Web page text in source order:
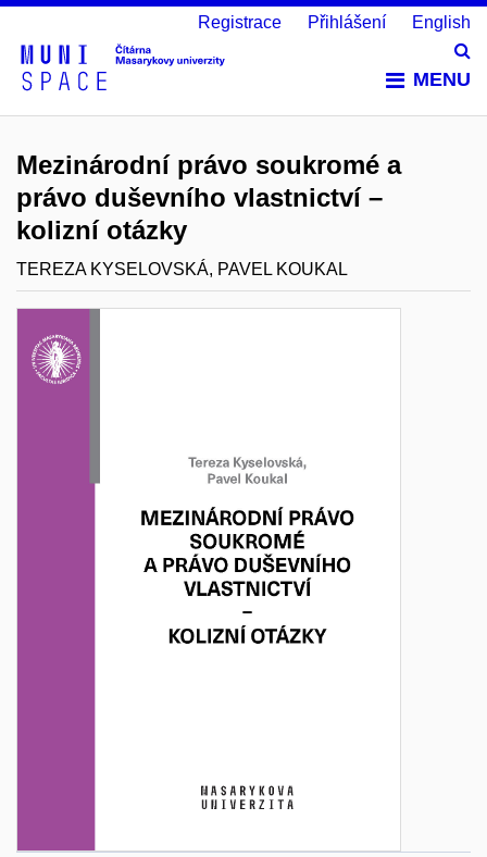
MENU
Registrace Přihlášení English
Mezinárodní právo soukromé a
právo duševního vlastnictví –
kolizní otázky
TEREZA KYSELOVSKÁ, PAVEL KOUKAL